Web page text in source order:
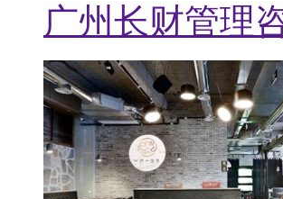
广州创舍设计